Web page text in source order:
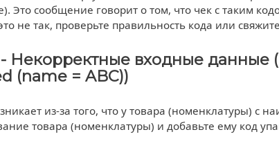
Это сообщение говорит о том, что чек с таким
не так, проверьте правильность кода или
- Некорректные входные данные
(name = ABC))
из-за того, что у товара (номенклатуры) с
товара (номенклатуры) и добавьте ему код